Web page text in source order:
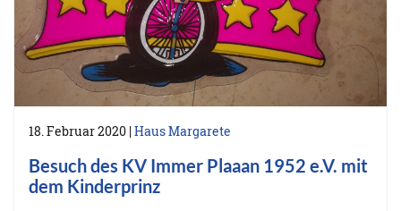
18. Februar 2020 | Haus Margarete
Besuch des KV Immer Plaaan 1952 e.V. mit
dem Kinderprinz